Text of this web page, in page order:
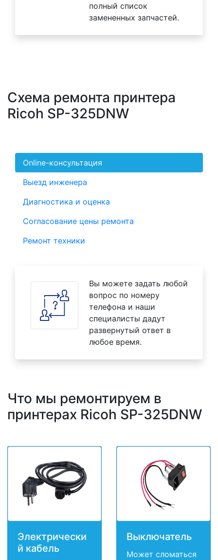
полный список
замененных запчастей.
Схема ремонта принтера
Ricoh SP-325DNW
Online-консультация
Выезд инженера
Диагностика и оценка
Согласование цены ремонта
Ремонт техники
Вы можете задать любой
вопрос по номеру
телефона и наши
специалисты дадут
развернутый ответ в
любое время.
Что мы ремонтируем в
принтерах Ricoh SP-325DNW
Электрически
й кабель
Выключатель
Может сломаться